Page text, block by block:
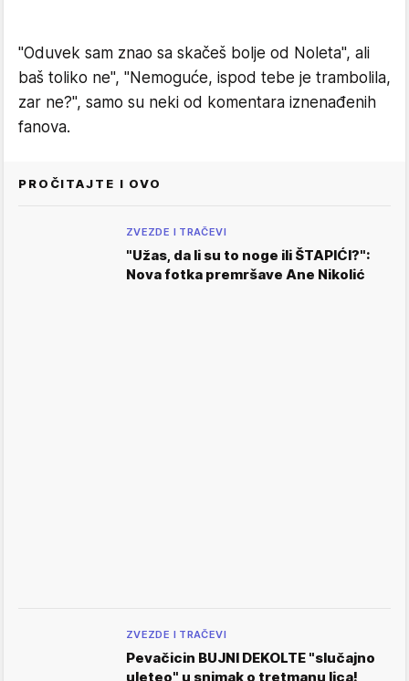
"Oduvek sam znao sa skačeš bolje od Noleta", ali
baš toliko ne", "Nemoguće, ispod tebe je trambolila,
zar ne?", samo su neki od komentara iznenađenih
fanova.
PROČITAJTE I OVO
ZVEZDE I TRAČEVI
"Užas, da li su to noge ili ŠTAPIĆI?":
Nova fotka premršave Ane Nikolić
ZVEZDE I TRAČEVI
Pevačicin BUJNI DEKOLTE "slučajno
uleteo" u snimak o tretmanu lica!